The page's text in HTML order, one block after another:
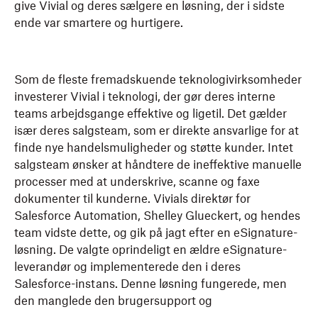
give Vivial og deres sælgere en løsning, der i sidste
ende var smartere og hurtigere.
Som de fleste fremadskuende teknologivirksomheder
investerer Vivial i teknologi, der gør deres interne
teams arbejdsgange effektive og ligetil. Det gælder
især deres salgsteam, som er direkte ansvarlige for at
finde nye handelsmuligheder og støtte kunder. Intet
salgsteam ønsker at håndtere de ineffektive manuelle
processer med at underskrive, scanne og faxe
dokumenter til kunderne. Vivials direktør for
Salesforce Automation, Shelley Glueckert, og hendes
team vidste dette, og gik på jagt efter en eSignature-
løsning. De valgte oprindeligt en ældre eSignature-
leverandør og implementerede den i deres
Salesforce-instans. Denne løsning fungerede, men
den manglede den brugersupport og